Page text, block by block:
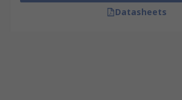
Datasheets